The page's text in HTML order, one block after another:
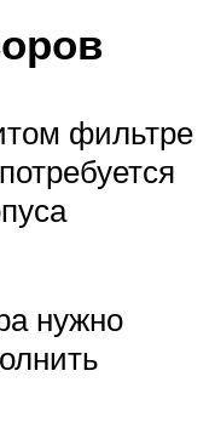
фильтре
нужно